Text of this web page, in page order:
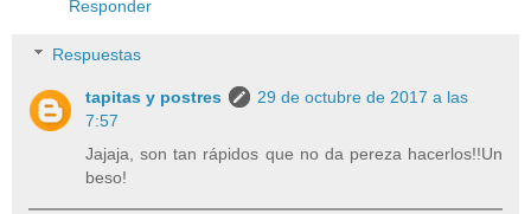
Responder
Respuestas
tapitas y postres
29 de octubre de 2017 a las
7:57
Jajaja, son tan rápidos que no da pereza hacerlos!!Un
beso!